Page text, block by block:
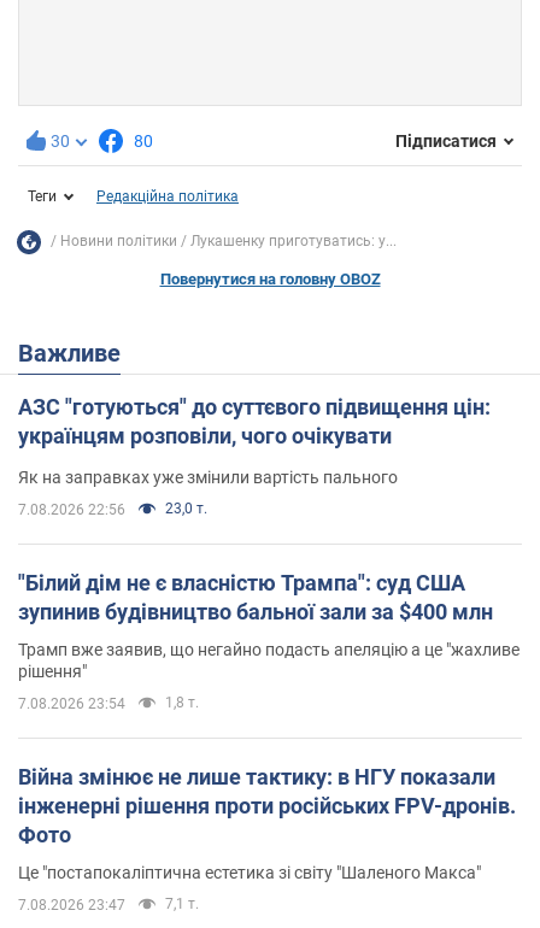
30 80 Підписатися
Теги Редакційна політика
Новини політики Лукашенку приготуватись: у...
Повернутися на головну OBOZ
Важливе
АЗС "готуються" до суттєвого підвищення цін:
українцям розповіли, чого очікувати
Як на заправках уже змінили вартість пального
7.08.2026 22:56 23,0 т.
"Білий дім не є власністю Трампа": суд США
зупинив будівництво бальної зали за $400 млн
Трамп вже заявив, що негайно подасть апеляцію а це "жахливе
рішення"
7.08.2026 23:54 1,8 т.
Війна змінює не лише тактику: в НГУ показали
інженерні рішення проти російських FPV-дронів.
Фото
Це "постапокаліптична естетика зі світу "Шаленого Макса"
7.08.2026 23:47 7,1 т.